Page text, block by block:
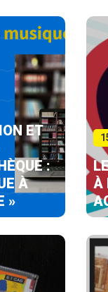
ET
:
À
»
À